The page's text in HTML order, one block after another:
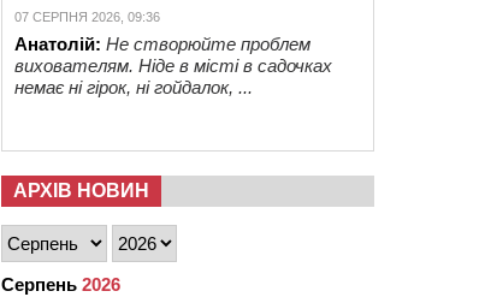
07 СЕРПНЯ 2026, 09:36
Анатолій: Не створюйте проблем
вихователям. Ніде в місті в садочках
немає ні гірок, ні гойдалок, ...
АРХІВ НОВИН
Серпень 2026